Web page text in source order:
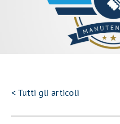
< Tutti gli articoli